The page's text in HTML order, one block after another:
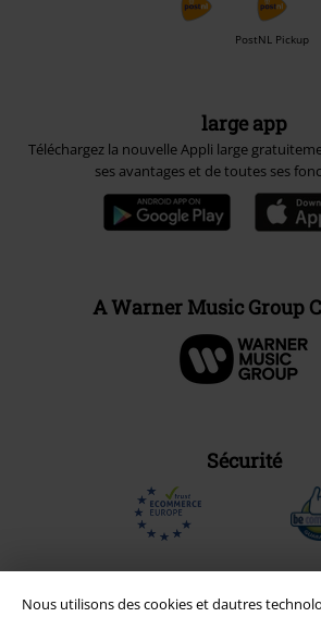
Nous utilisons des cookies et dautres
PostNL Pickup
large app
Téléchargez la nouvelle Appli large
ses avantages et de toutes ses
A Warner Music Group
Sécurité